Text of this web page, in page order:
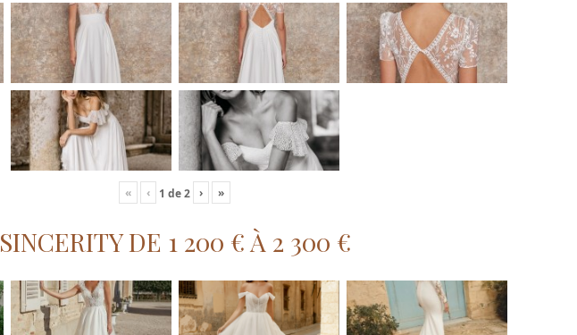
« ‹ 1 de2 › »
SINCERITY DE 1 200 € À 2 300 €